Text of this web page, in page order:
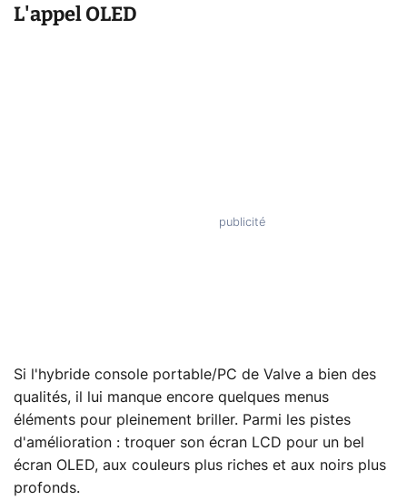
L'appel OLED
Si l'hybride console portable/PC de Valve a bien des
qualités, il lui manque encore quelques menus
éléments pour pleinement briller. Parmi les pistes
d'amélioration : troquer son écran LCD pour un bel
écran OLED, aux couleurs plus riches et aux noirs plus
profonds.